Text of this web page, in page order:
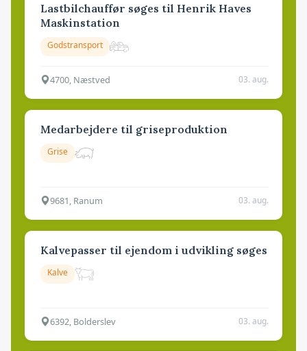
Lastbilchauffør søges til Henrik Haves
Maskinstation
Godstransport
4700, Næstved 03. aug.
Medarbejdere til griseproduktion
Grise
9681, Ranum 03. aug.
Kalvepasser til ejendom i udvikling søges
Kalve
6392, Bolderslev 03. aug.